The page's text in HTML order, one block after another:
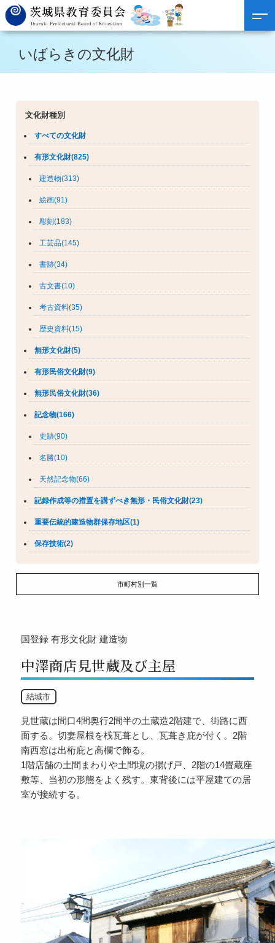
いばらきの文化財
文化財種別
すべての文化財
有形文化財(825)
建造物(313)
絵画(91)
彫刻(183)
工芸品(145)
書跡(34)
古文書(10)
考古資料(35)
歴史資料(15)
無形文化財(5)
有形民俗文化財(9)
無形民俗文化財(36)
記念物(166)
史跡(90)
名勝(10)
天然記念物(66)
記録作成等の措置を講ずべき無形・民俗文化財(23)
重要伝統的建造物群保存地区(1)
保存技術(2)
市町村別一覧
国登録 有形文化財 建造物
中澤商店見世蔵及び主屋
結城市
見世蔵は間口4間奥行2間半の土蔵造2階建で、街路に西
面する。切妻屋根を桟瓦葺とし、瓦葺き庇が付く。2階
南西窓は出桁庇と高欄で飾る。
1階店舗の土間まわりや土間境の揚げ戸、2階の14畳蔵座
敷等、当初の形態をよく残す。東背後には平屋建ての居
室が接続する。